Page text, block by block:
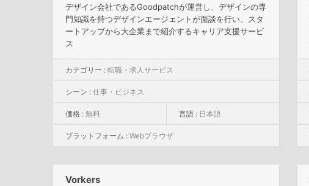
デザイン会社であるGoodpatchが運営し、デザインの専
門知識を持つデザインエージェントが面談を行い、スタ
ートアップから大企業まで紹介するキャリア支援サービ
ス
カテゴリー : 転職・求人サービス
シーン : 仕事・ビジネス
価格 : 無料 言語 : 日本語
プラットフォーム : Webブラウザ
Vorkers